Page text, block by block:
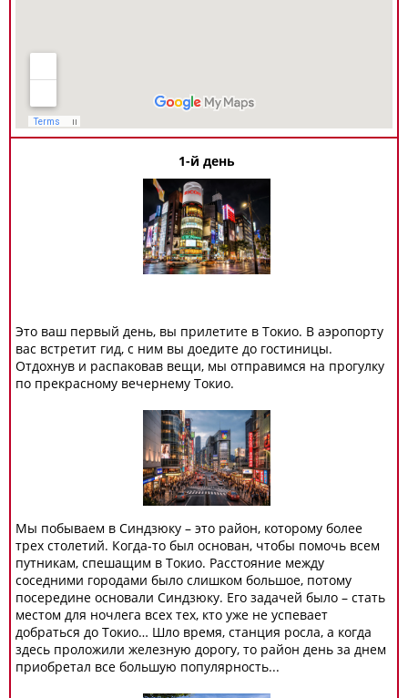
1-й день
Это ваш первый день, вы прилетите в Токио. В аэропорту
вас встретит гид, с ним вы доедите до гостиницы.
Отдохнув и распаковав вещи, мы отправимся на прогулку
по прекрасному вечернему Токио.
Мы побываем в Синдзюку – это район, которому более
трех столетий. Когда-то был основан, чтобы помочь всем
путникам, спешащим в Токио. Расстояние между
соседними городами было слишком большое, потому
посередине основали Синдзюку. Его задачей было – стать
местом для ночлега всех тех, кто уже не успевает
добраться до Токио… Шло время, станция росла, а когда
здесь проложили железную дорогу, то район день за днем
приобретал все большую популярность...